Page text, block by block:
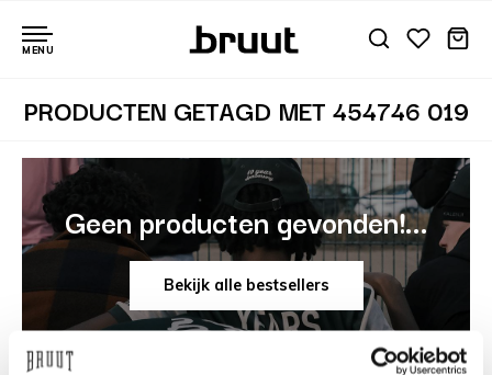
MENU
PRODUCTEN GETAGD MET 454746 019
Geen producten gevonden!...
Bekijk alle bestsellers